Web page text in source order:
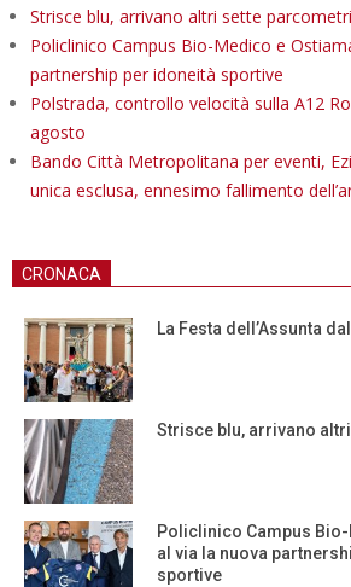
Strisce blu, arrivano altri sette parcometri
Policlinico Campus Bio-Medico e
partnership per idoneità sportive
Polstrada, controllo velocità sulla A12
agosto
Bando Città Metropolitana per eventi,
unica esclusa, ennesimo fallimento
CRONACA
La Festa dell’Assunta
Strisce blu, arrivano
Policlinico Campus
al via la nuova
sportive